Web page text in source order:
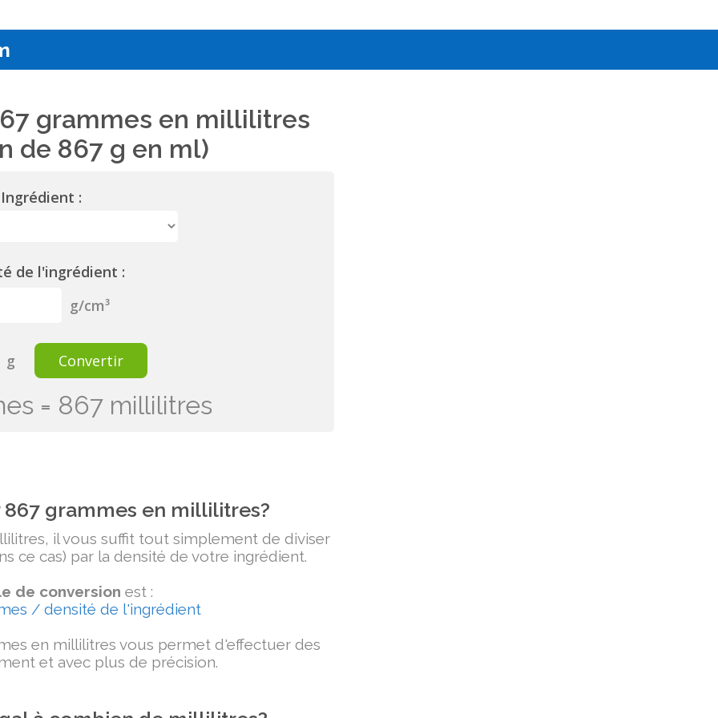
grammes en millilitres
de 867 g en ml)
Ingrédient :
de l'ingrédient :
g/cm³
g Convertir
= 867 millilitres
grammes en millilitres?
il vous suffit tout simplement de diviser
ce cas) par la densité de votre ingrédient.
de conversion est :
/ densité de l'ingrédient
en millilitres vous permet d'effectuer des
et avec plus de précision.